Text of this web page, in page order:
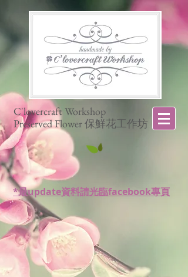
C'lovercraft Workshop
Preserved Flower 保鮮花工作坊
*最update資料請光臨facebook專頁